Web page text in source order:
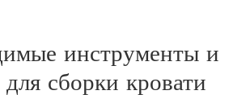
инструменты и
для сборки кровати